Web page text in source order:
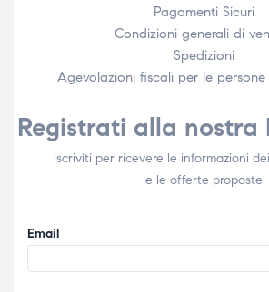
Pagamenti Sicuri
Condizioni generali di
Spedizioni
Agevolazioni fiscali per le
Registrati alla nostra
iscriviti per ricevere le informazioni
e le offerte proposte
Email